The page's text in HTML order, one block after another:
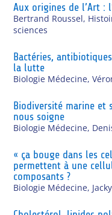
Aux origines de l’Art :
Bertrand Roussel,
sciences
Bactéries,
la lutte
Biologie Médecine,
Biodiversité marine et
nous soigne
Biologie Médecine,
« ça bouge dans les
permettent à une
composants ?
Biologie Médecine,